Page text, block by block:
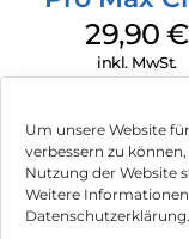
Um unsere Website
verbessern zu
Nutzung der Website
Weitere
Datenschutzerklärung.
Case29,90€
inkl. MwSt.
Impressum